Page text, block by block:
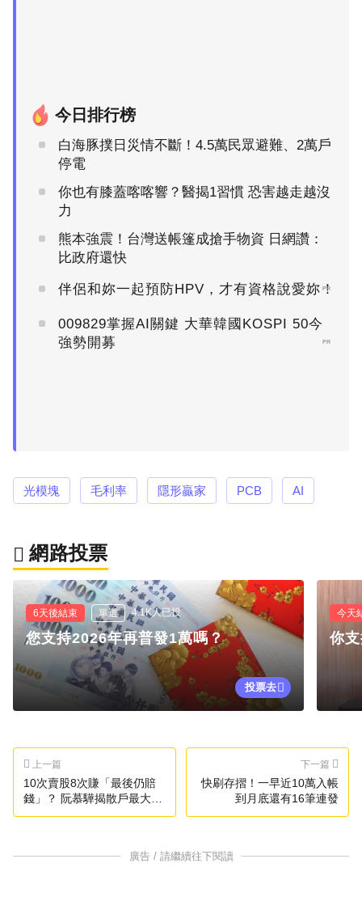
今日排行榜
白海豚撲日災情不斷！4.5萬民眾避難、2萬戶
停電
你也有膝蓋喀喀響？醫揭1習慣 恐害越走越沒
力
熊本強震！台灣送帳篷成搶手物資 日網讚：
比政府還快
伴侶和妳一起預防HPV，才有資格說愛妳！
PR
009829掌握AI關鍵 大華韓國KOSPI 50今
強勢開募
PR
光模塊 毛利率 隱形贏家 PCB AI
網路投票
6天後結束 單選 4.1K人已投
您支持2026年再普發1萬嗎？
投票去
今天
你
上一篇
10次賣股8次賺「最後仍賠
錢」？ 阮慕驊揭散戶最大致
命傷
下一篇
快刷存摺！一早近10萬入帳
到月底還有16筆連發
廣告 / 請繼續往下閱讀